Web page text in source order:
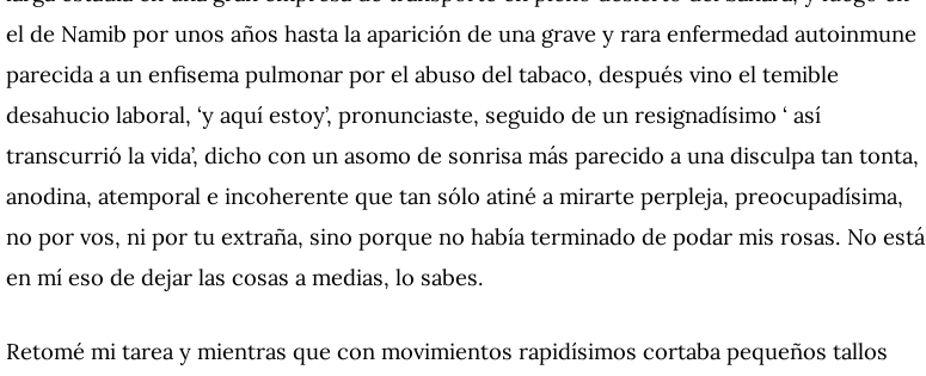
el de Namib por unos años hasta la aparición de una grave y rara enfermedad autoinmune
parecida a un enfisema pulmonar por el abuso del tabaco, después vino el temible
desahucio laboral, ‘y aquí estoy’, pronunciaste, seguido de un resignadísimo ‘ así
transcurrió la vida’, dicho con un asomo de sonrisa más parecido a una disculpa tan tonta,
anodina, atemporal e incoherente que tan sólo atiné a mirarte perpleja, preocupadísima,
no por vos, ni por tu extraña, sino porque no había terminado de podar mis rosas. No está
en mí eso de dejar las cosas a medias, lo sabes.
Retomé mi tarea y mientras que con movimientos rapidísimos cortaba pequeños tallos